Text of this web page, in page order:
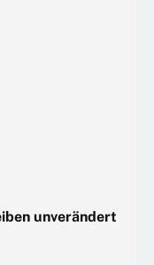
unverändert